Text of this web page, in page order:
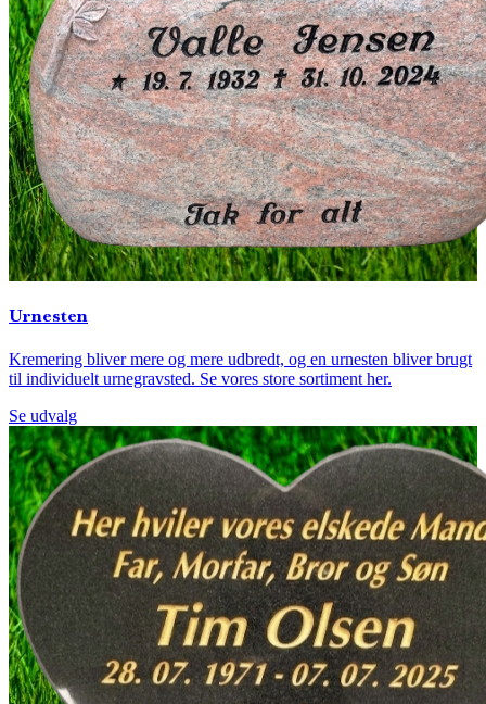
Urnesten
Kremering bliver mere og mere udbredt, og en urnesten bliver brugt
til individuelt urnegravsted. Se vores store sortiment her.
Se udvalg